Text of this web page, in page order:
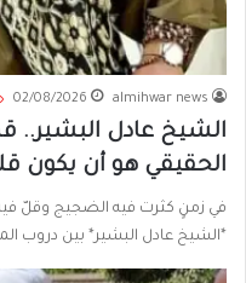
almihwar news
02/08/2026
الشيخ عادل البشير..
الحقيقي هو أن يكون
في زمنٍ كثرت فيه الضجيج وقلّ
*الشيخ عادل البشير* بين دروب